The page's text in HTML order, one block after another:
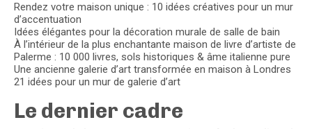
Rendez votre maison unique : 10 idées créatives pour un mur
d’accentuation
Idées élégantes pour la décoration murale de salle de bain
À l’intérieur de la plus enchantante maison de livre d’artiste de
Palerme : 10 000 livres, sols historiques & âme italienne pure
Une ancienne galerie d’art transformée en maison à Londres
21 idées pour un mur de galerie d’art
Le dernier cadre